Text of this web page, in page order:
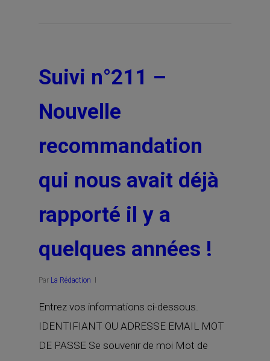
Suivi n°211 –
Nouvelle
recommandation
qui nous avait déjà
rapporté il y a
quelques années !
Par La Rédaction
Entrez vos informations ci-dessous.
IDENTIFIANT OU ADRESSE EMAIL MOT
DE PASSE Se souvenir de moi Mot de